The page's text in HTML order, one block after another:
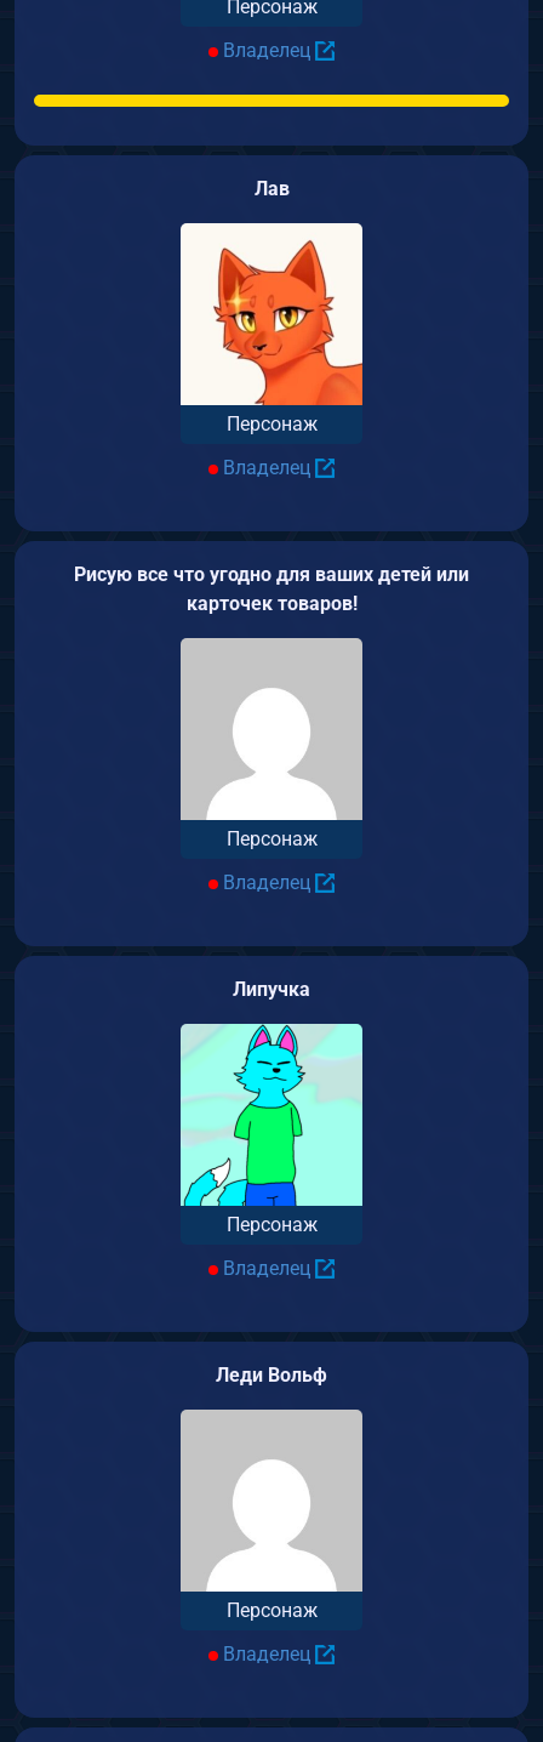
Персонаж
Владелец
Лав
Персонаж
Владелец
Рисую все что угодно для ваших детей или
карточек товаров!
Персонаж
Владелец
Липучка
Персонаж
Владелец
Леди Вольф
Персонаж
Владелец